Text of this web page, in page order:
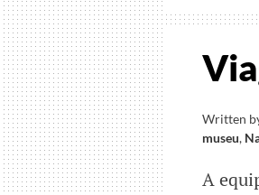
Written
museu,
A